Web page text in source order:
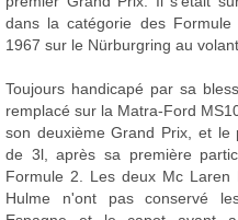
dans la catégorie des
1967 sur le Nürburgring au
Toujours handicapé par sa
remplacé sur la Matra-Ford
son deuxième Grand Prix, et le
de 3l, après sa première
Formule 2. Les deux Mc
Hulme n'ont pas conservé